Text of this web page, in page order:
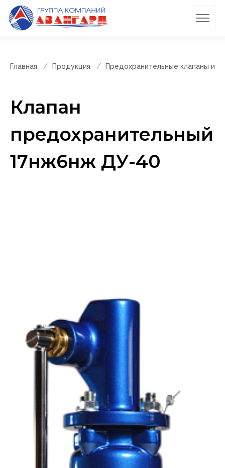
Главная Продукция Предохранительные клапаны и
Клапан
предохранительный
17нж6нж ДУ-40